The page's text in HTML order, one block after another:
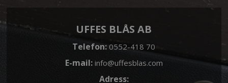
UFFES BLÅS AB
Telefon:0552-418 70
E-mail: info@uffesblas.com
Adress: